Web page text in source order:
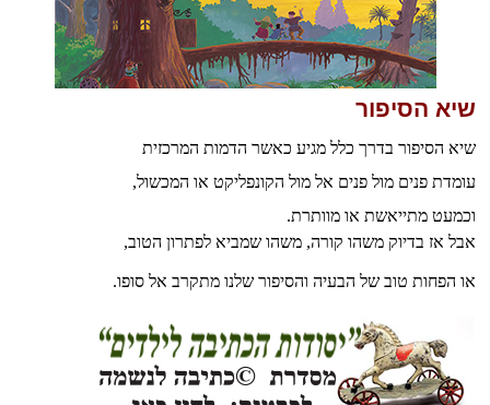
שיא הסיפור
שיא הסיפור בדרך כלל מגיע כאשר הדמות המרכזית
עומדת פנים מול פנים אל מול הקונפליקט או המכשול,
וכמעט מתייאשת או מוותרת.
אבל אז בדיוק משהו קורה, משהו שמביא לפתרון הטוב,
או הפחות טוב של הבעיה והסיפור שלנו מתקרב אל סופו.